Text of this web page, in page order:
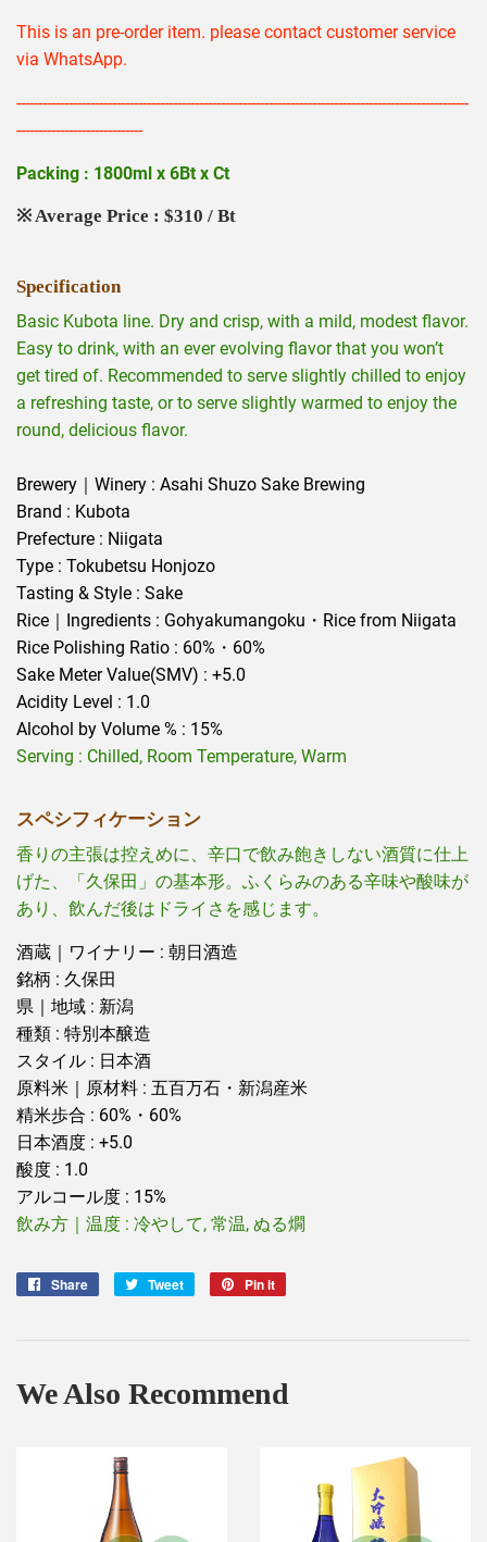
This is an pre-order item. please contact customer service
via WhatsApp.
--------------------------------------------------------------------------------------------------------
-----------------------------
Packing : 1800ml x 6Bt x Ct
※ Average Price : $310 / Bt
Specification
Basic Kubota line. Dry and crisp, with a mild, modest flavor.
Easy to drink, with an ever evolving flavor that you won’t
get tired of. Recommended to serve slightly chilled to enjoy
a refreshing taste, or to serve slightly warmed to enjoy the
round, delicious flavor.
Brewery｜Winery : Asahi Shuzo Sake Brewing
Brand : Kubota
Prefecture : Niigata
Type : Tokubetsu Honjozo
Tasting & Style : Sake
Rice｜Ingredients : Gohyakumangoku・Rice from Niigata
Rice Polishing Ratio : 60%・60%
Sake Meter Value(SMV) : +5.0
Acidity Level : 1.0
Alcohol by Volume % : 15%
Serving : Chilled, Room Temperature, Warm
スペシフィケーション
香りの主張は控えめに、辛口で飲み飽きしない酒質に仕上
げた、「久保田」の基本形。ふくらみのある辛味や酸味が
あり、飲んだ後はドライさを感じます。
酒蔵｜ワイナリー : 朝日酒造
銘柄 : 久保田
県｜地域 : 新潟
種類 : 特別本醸造
スタイル : 日本酒
原料米｜原材料 : 五百万石・新潟産米
精米歩合 : 60%・60%
日本酒度 : +5.0
酸度 : 1.0
アルコール度 : 15%
飲み方｜温度 : 冷やして, 常温, ぬる燗
Share
Share
Tweet
Tweet
Pin it
We Also Recommend